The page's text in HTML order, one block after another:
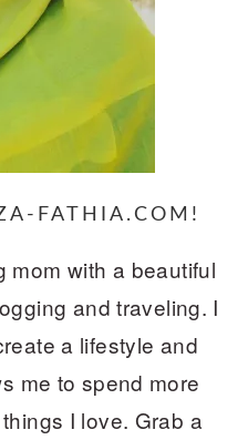
FATHIA.COM!
mom with a beautiful
and traveling. I
a lifestyle and
me to spend more
I love. Grab a